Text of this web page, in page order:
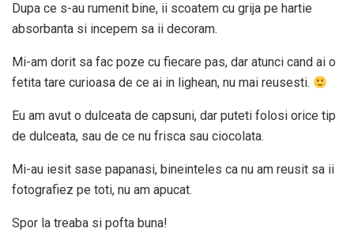
Dupa ce s-au rumenit bine, ii scoatem cu grija pe hartie
absorbanta si incepem sa ii decoram.
Mi-am dorit sa fac poze cu fiecare pas, dar atunci cand ai o
fetita tare curioasa de ce ai in lighean, nu mai reusesti.
Eu am avut o dulceata de capsuni, dar puteti folosi orice tip
de dulceata, sau de ce nu frisca sau ciocolata.
Mi-au iesit sase papanasi, bineinteles ca nu am reusit sa ii
fotografiez pe toti, nu am apucat.
Spor la treaba si pofta buna!